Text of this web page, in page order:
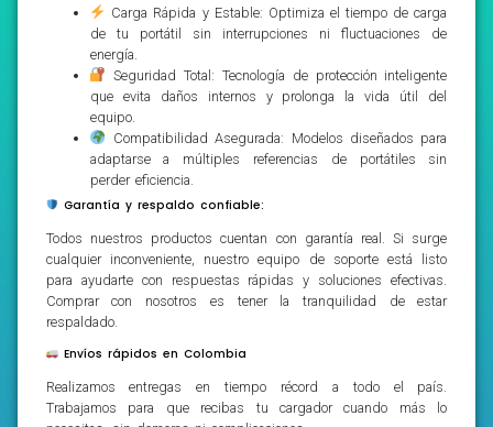
Carga Rápida y Estable: Optimiza el tiempo de carga
de tu portátil sin interrupciones ni fluctuaciones de
energía.
Seguridad Total: Tecnología de protección inteligente
que evita daños internos y prolonga la vida útil del
equipo.
Compatibilidad Asegurada: Modelos diseñados para
adaptarse a múltiples referencias de portátiles sin
perder eficiencia.
Garantía y respaldo confiable:
Todos nuestros productos cuentan con garantía real. Si surge
cualquier inconveniente, nuestro equipo de soporte está listo
para ayudarte con respuestas rápidas y soluciones efectivas.
Comprar con nosotros es tener la tranquilidad de estar
respaldado.
Envíos rápidos en Colombia
Realizamos entregas en tiempo récord a todo el país.
Trabajamos para que recibas tu cargador cuando más lo